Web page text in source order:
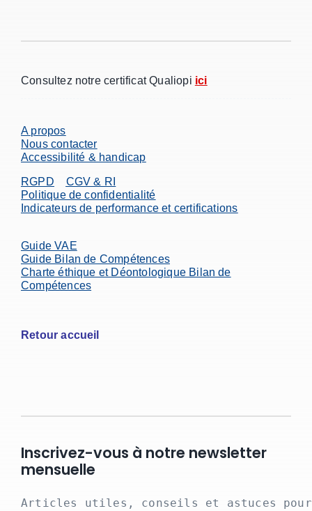
Consultez notre certificat Qualiopi ici
A propos
Nous contacter
Accessibilité & handicap
RGPD
CGV & RI
Politique de confidentialité
Indicateurs de performance et certifications
Guide VAE
Guide Bilan de Compétences
Charte éthique et Déontologique Bilan de
Compétences
Retour accueil
Inscrivez-vous à notre newsletter
mensuelle
Articles utiles, conseils et astuces